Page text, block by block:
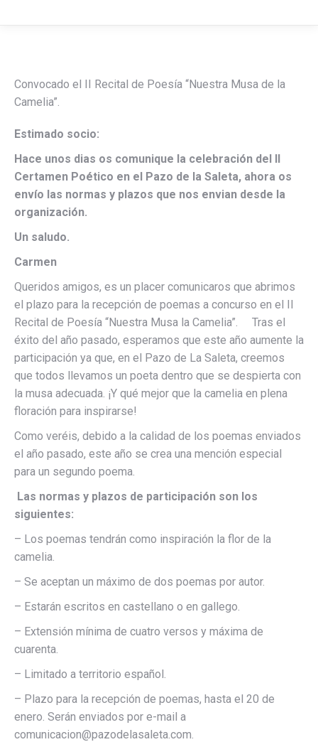
Convocado el II Recital de Poesía “Nuestra Musa de la
Camelia”.
Estimado socio:
Hace unos dias os comunique la celebración del II
Certamen Poético en el Pazo de la Saleta, ahora os
envío las normas y plazos que nos envian desde la
organización.
Un saludo.
Carmen
Queridos amigos, es un placer comunicaros que abrimos
el plazo para la recepción de poemas a concurso en el II
Recital de Poesía “Nuestra Musa la Camelia”. Tras el
éxito del año pasado, esperamos que este año aumente la
participación ya que, en el Pazo de La Saleta, creemos
que todos llevamos un poeta dentro que se despierta con
la musa adecuada. ¡Y qué mejor que la camelia en plena
floración para inspirarse!
Como veréis, debido a la calidad de los poemas enviados
el año pasado, este año se crea una mención especial
para un segundo poema.
Las normas y plazos de participación son los
siguientes:
– Los poemas tendrán como inspiración la flor de la
camelia.
– Se aceptan un máximo de dos poemas por autor.
– Estarán escritos en castellano o en gallego.
– Extensión mínima de cuatro versos y máxima de
cuarenta.
– Limitado a territorio español.
– Plazo para la recepción de poemas, hasta el 20 de
enero. Serán enviados por e-mail a
comunicacion@pazodelasaleta.com.